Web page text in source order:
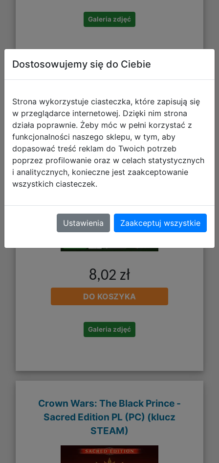
Galeria zdjęć
Heli Heroes (PC) (klucz STEAM)
8,02 zł
DO KOSZYKA
Galeria zdjęć
Crown Wars: The Black Prince -
Sacred Edition PL (PC) (klucz
STEAM)
Dostosowujemy się do Ciebie
Strona wykorzystuje ciasteczka, które zapisują się
w przeglądarce internetowej. Dzięki nim strona
działa poprawnie. Żeby móc w pełni korzystać z
funkcjonalności naszego sklepu, w tym, aby
dopasować treść reklam do Twoich potrzeb
poprzez profilowanie oraz w celach statystycznych
i analitycznych, konieczne jest zaakceptowanie
wszystkich ciasteczek.
Ustawienia Zaakceptuj wszystkie